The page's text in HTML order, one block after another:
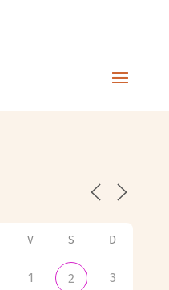
V S D
1 2 3